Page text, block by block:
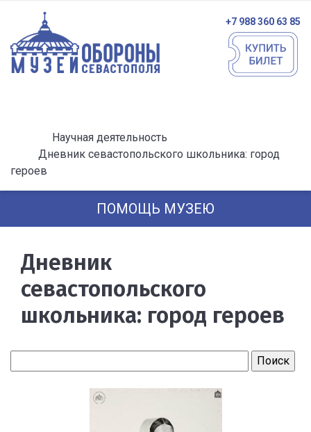
+7 988 360 63 85
Научная деятельность
Дневник севастопольского школьника: город
героев
ПОМОЩЬ МУЗЕЮ
Дневник
севастопольского
школьника: город героев